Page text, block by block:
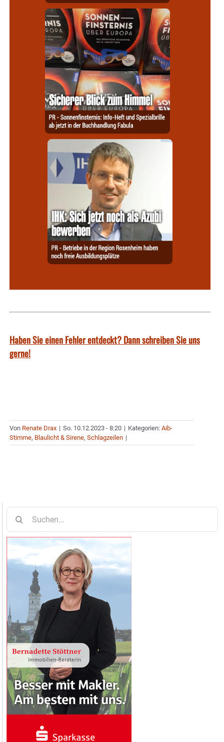
Haben Sie einen Fehler entdeckt? Dann schreiben Sie uns
gerne!
Von Renate Drax | So. 10.12.2023 - 8:20 | Kategorien: Aib-
Stimme, Blaulicht & Sirene, Schlagzeilen |
nach: